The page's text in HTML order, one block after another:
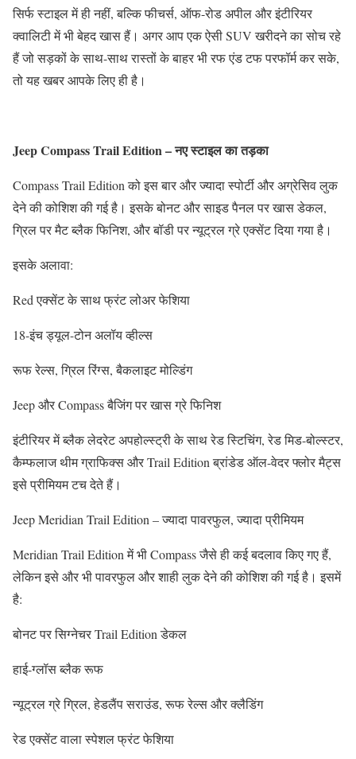
सिर्फ स्टाइल में ही नहीं, बल्कि फीचर्स, ऑफ-रोड अपील और इंटीरियर
क्वालिटी में भी बेहद खास हैं। अगर आप एक ऐसी SUV खरीदने का सोच रहे
हैं जो सड़कों के साथ-साथ रास्तों के बाहर भी रफ एंड टफ परफॉर्म कर सके,
तो यह खबर आपके लिए ही है।
Jeep Compass Trail Edition – नए स्टाइल का तड़का
Compass Trail Edition को इस बार और ज्यादा स्पोर्टी और अग्रेसिव लुक
देने की कोशिश की गई है। इसके बोनट और साइड पैनल पर खास डेकल,
ग्रिल पर मैट ब्लैक फिनिश, और बॉडी पर न्यूट्रल ग्रे एक्सेंट दिया गया है।
इसके अलावा:
Red एक्सेंट के साथ फ्रंट लोअर फेशिया
18-इंच ड्यूल-टोन अलॉय व्हील्स
रूफ रेल्स, ग्रिल रिंग्स, बैकलाइट मोल्डिंग
Jeep और Compass बैजिंग पर खास ग्रे फिनिश
इंटीरियर में ब्लैक लेदरेट अपहोल्स्ट्री के साथ रेड स्टिचिंग, रेड मिड-बोल्स्टर,
कैम्फलाज थीम ग्राफिक्स और Trail Edition ब्रांडेड ऑल-वेदर फ्लोर मैट्स
इसे प्रीमियम टच देते हैं।
Jeep Meridian Trail Edition – ज्यादा पावरफुल, ज्यादा प्रीमियम
Meridian Trail Edition में भी Compass जैसे ही कई बदलाव किए गए हैं,
लेकिन इसे और भी पावरफुल और शाही लुक देने की कोशिश की गई है। इसमें
है:
बोनट पर सिग्नेचर Trail Edition डेकल
हाई-ग्लॉस ब्लैक रूफ
न्यूट्रल ग्रे ग्रिल, हेडलैंप सराउंड, रूफ रेल्स और क्लैडिंग
रेड एक्सेंट वाला स्पेशल फ्रंट फेशिया